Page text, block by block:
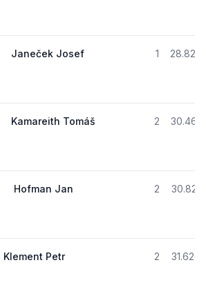
Janeček Josef 1 28.826
Kamareith Tomáš 2 30.461
Hofman Jan 2 30.821
Klement Petr 2 31.626